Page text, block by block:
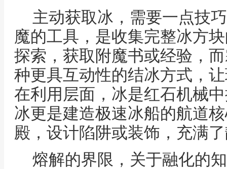
主动获取冰，需要一点技
魔的工具，是收集完整冰方
探索，获取附魔书或经验，
种更具互动性的结冰方式，
在利用层面，冰是红石机械
冰更是建造极速冰船的航道
殿，设计陷阱或装饰，充满
熔解的界限，关于融化的